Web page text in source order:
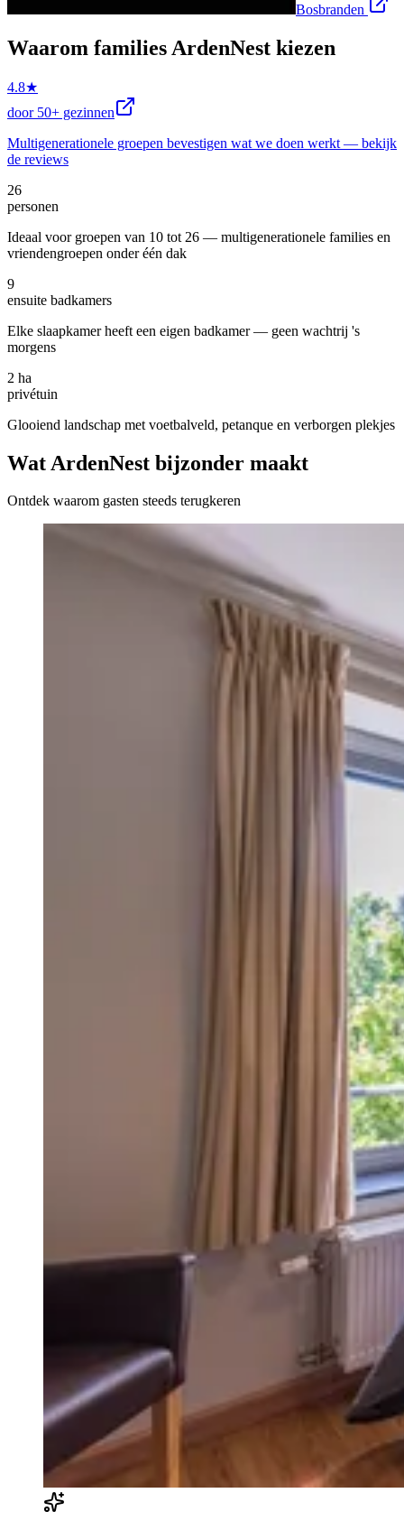
Bosbranden
Waarom families ArdenNest kiezen
4.8★
door 50+ gezinnen
Multigenerationele groepen bevestigen wat we doen werkt — bekijk
de reviews
26
personen
Ideaal voor groepen van 10 tot 26 — multigenerationele families en
vriendengroepen onder één dak
9
ensuite badkamers
Elke slaapkamer heeft een eigen badkamer — geen wachtrij 's
morgens
2 ha
privétuin
Glooiend landschap met voetbalveld, petanque en verborgen plekjes
Wat ArdenNest bijzonder maakt
Ontdek waarom gasten steeds terugkeren